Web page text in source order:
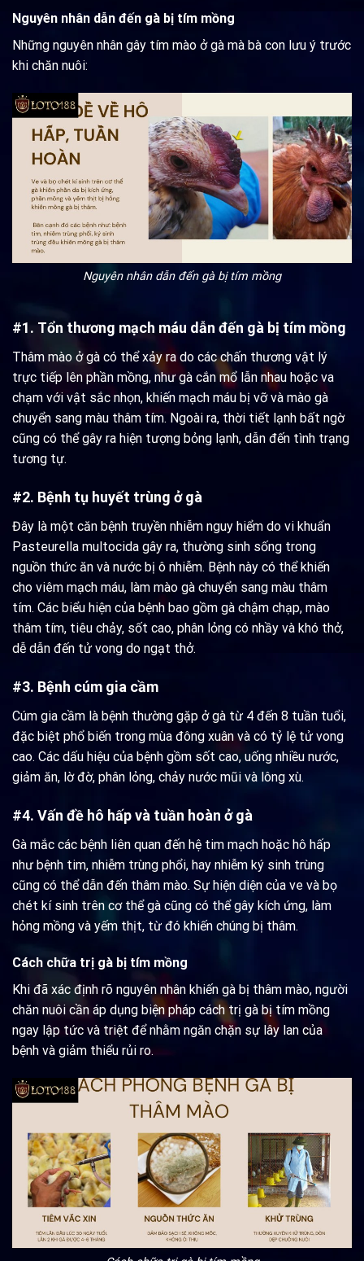
Nguyên nhân dẫn đến gà bị tím mồng
Những nguyên nhân gây tím mào ở gà mà bà con lưu ý trước
khi chăn nuôi:
Nguyên nhân dẫn đến gà bị tím mồng
#1. Tổn thương mạch máu dẫn đến gà bị tím mồng
Thâm mào ở gà có thể xảy ra do các chấn thương vật lý
trực tiếp lên phần mồng, như gà cắn mổ lẫn nhau hoặc va
chạm với vật sắc nhọn, khiến mạch máu bị vỡ và mào gà
chuyển sang màu thâm tím. Ngoài ra, thời tiết lạnh bất ngờ
cũng có thể gây ra hiện tượng bỏng lạnh, dẫn đến tình trạng
tương tự.
#2. Bệnh tụ huyết trùng ở gà
Đây là một căn bệnh truyền nhiễm nguy hiểm do vi khuẩn
Pasteurella multocida gây ra, thường sinh sống trong
nguồn thức ăn và nước bị ô nhiễm. Bệnh này có thể khiến
cho viêm mạch máu, làm mào gà chuyển sang màu thâm
tím. Các biểu hiện của bệnh bao gồm gà chậm chạp, mào
thâm tím, tiêu chảy, sốt cao, phân lỏng có nhầy và khó thở,
dễ dẫn đến tử vong do ngạt thở.
#3. Bệnh cúm gia cầm
Cúm gia cầm là bệnh thường gặp ở gà từ 4 đến 8 tuần tuổi,
đặc biệt phổ biến trong mùa đông xuân và có tỷ lệ tử vong
cao. Các dấu hiệu của bệnh gồm sốt cao, uống nhiều nước,
giảm ăn, lờ đờ, phân lỏng, chảy nước mũi và lông xù.
#4. Vấn đề hô hấp và tuần hoàn ở gà
Gà mắc các bệnh liên quan đến hệ tim mạch hoặc hô hấp
như bệnh tim, nhiễm trùng phổi, hay nhiễm ký sinh trùng
cũng có thể dẫn đến thâm mào. Sự hiện diện của ve và bọ
chét kí sinh trên cơ thể gà cũng có thể gây kích ứng, làm
hỏng mồng và yếm thịt, từ đó khiến chúng bị thâm.
Cách chữa trị gà bị tím mồng
Khi đã xác định rõ nguyên nhân khiến gà bị thâm mào, người
chăn nuôi cần áp dụng biện pháp cách trị gà bị tím mồng
ngay lập tức và triệt để nhằm ngăn chặn sự lây lan của
bệnh và giảm thiểu rủi ro.